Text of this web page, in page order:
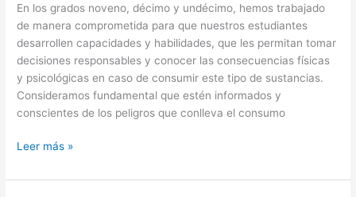
En los grados noveno, décimo y undécimo, hemos trabajado
de manera comprometida para que nuestros estudiantes
desarrollen capacidades y habilidades, que les permitan tomar
decisiones responsables y conocer las consecuencias físicas
y psicológicas en caso de consumir este tipo de sustancias.
Consideramos fundamental que estén informados y
conscientes de los peligros que conlleva el consumo
Leer más »